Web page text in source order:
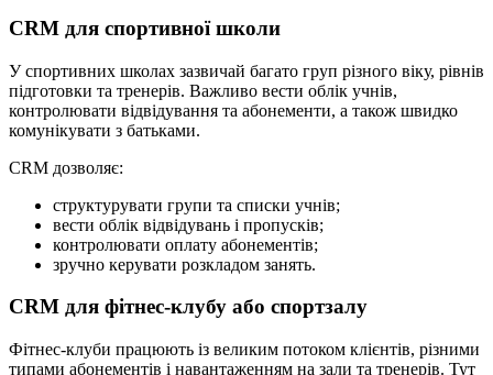
CRM для спортивної школи
У спортивних школах зазвичай багато груп різного віку, рівнів
підготовки та тренерів. Важливо вести облік учнів,
контролювати відвідування та абонементи, а також швидко
комунікувати з батьками.
CRM дозволяє:
структурувати групи та списки учнів;
вести облік відвідувань і пропусків;
контролювати оплату абонементів;
зручно керувати розкладом занять.
CRM для фітнес-клубу або спортзалу
Фітнес-клуби працюють із великим потоком клієнтів, різними
типами абонементів і навантаженням на зали та тренерів. Тут